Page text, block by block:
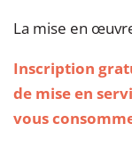
La mise en
Inscription
de mise en
vous